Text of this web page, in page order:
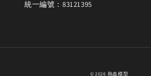
統一編號：83121395
© 2026 熱血模型